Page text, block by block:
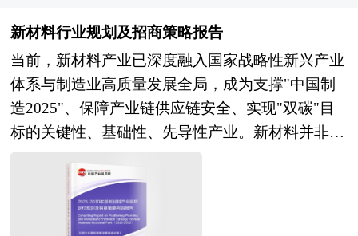
泥行业的理论认识为主要内容，重在研究水泥行业
本质及规律性认识的研究。水泥行业研究报告持续
提供高价值服务，是企业了解各行业当前最新发展
动向、把握市场机会、做出正确投资和明确企业发
展方向不可多得的精品资料。 本研究咨询报告由
研基础上，主要依据了国家统计局、国家商务部、
国家发改委、国家经济信息中心、国务院发展研究
中心、国家海关总署、全国商业信息中心、中国经
为可能。政策制度从"鼓励引导"转向"强制约束"再
向"市场激励"深化，绿色建材认证体系持续优化，
从自愿性认证向政府采购、工程招标的准入门槛演
进，碳足迹核算与碳交易机制探索将环保属性转化
为可量化的经济价值。市场格局加速重塑，长三
角、珠三角等经济发达地区凭借先发优势形成产业
集群，本土企业依托物流成本与区域服务优势在核
心市场占据主导地位，中小企业在细分领域通过技
术创新建立差异化壁垒。商业模式从单一材料销售
研基础上，主要依据了国家统计局、国家商务部、
国家发改委、国家经济信息中心、国务院发展研究
中心、国家海关总署、全国商业信息中心、中国经
济景气监测中心、中国行业研究网以及国内外多种
相关报刊杂志媒体提供的最新研究资料。本报告对
析，对我国行业市场情况、技术现状、供需形势作
了详尽研究，重点分析了国内外重点企业、行业发
展趋势以及行业投资情况，报告还对铝型材下游行
准确。研究报告的文字也简单、明了、通顺、流
表达出来。硅钢板研究报告以行业为研究对象，并
基于行业的现状，行业经济运行数据，行业供需现
状，行业竞争格局，重点企业经营分析，行业产业
链分析，市场集中度等现实指标，分析预测行业的
发展前景和投资价值。通过最深入的数据挖掘，对
行业进行严谨分析，从多个角度去评估企业市场地
位，准确挖掘企业的成长性，已经为众多企业带来
新材料行业规划及招商策略报告
当前，新材料产业已深度融入国家战略性新兴产业
体系与制造业高质量发展全局，成为支撑"中国制
造2025"、保障产业链供应链安全、实现"双碳"目
标的关键性、基础性、先导性产业。新材料并非传
核心特征，涵盖先进基础材料、关键战略材料与前
沿新材料三大层次的现代产业体系。从高强高韧钛
合金、耐高温复合材料等保障航空航天与深海装备